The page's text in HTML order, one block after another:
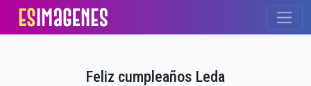
Feliz cumpleaños Leda